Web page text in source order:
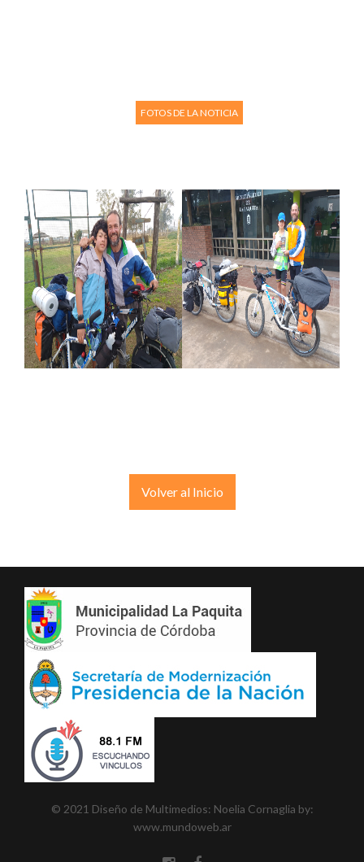
FOTOS DE LA NOTICIA
Volver al Inicio
© 2021 Diseño de Multimedios: Noelia Cornaglia by:
www.mundoweb.ar